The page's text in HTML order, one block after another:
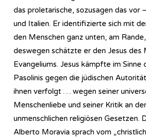
das proletarische, sozusagen das vor
und Italien. Er identifizierte sich mit
den Menschen ganz unten, am
deswegen schätzte er den Jesus des
Evangeliums. Jesus kämpfte im Sinne
Pasolinis gegen die jüdischen
ihnen verfolgt … wegen seiner
Menschenliebe und seiner Kritik an
unmenschlichen religiösen Gesetzen.
Alberto Moravia sprach vom